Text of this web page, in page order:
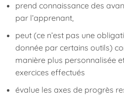
prend connaissance des
par l’apprenant,
peut (ce n’est pas une
donnée par certains outils)
manière plus personnalisée
exercices effectués
évalue les axes de progrès